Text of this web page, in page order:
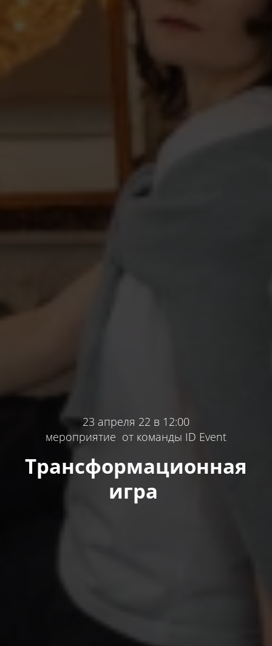
23 апреля 22 в 12:00
мероприятие от команды ID Event
Трансформационная
игра